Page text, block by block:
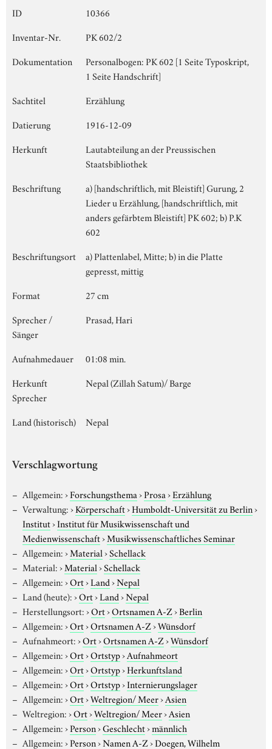
ID
10366
Inventar-Nr.
PK 602/2
Dokumentation
Personalbogen: PK 602 [1 Seite Typoskript,
1 Seite Handschrift]
Sachtitel
Erzählung
Datierung
1916-12-09
Herkunft
Lautabteilung an der Preussischen
Staatsbibliothek
Beschriftung
a) [handschriftlich, mit Bleistift] Gurung, 2
Lieder u Erzählung, [handschriftlich, mit
anders gefärbtem Bleistift] PK 602; b) P.K
602
Beschriftungsort
a) Plattenlabel, Mitte; b) in die Platte
gepresst, mittig
Format
27 cm
Sprecher /
Sänger
Prasad, Hari
Aufnahmedauer
01:08 min.
Herkunft
Sprecher
Nepal (Zillah Satum)/ Barge
Land (historisch) Nepal
Verschlagwortung
Allgemein:›Forschungsthema›Prosa›Erzählung
Verwaltung:›Körperschaft›Humboldt-Universität zu Berlin›
Institut›Institut für Musikwissenschaft und
Medienwissenschaft›Musikwissenschaftliches Seminar
Allgemein:›Material›Schellack
Material:›Material›Schellack
Allgemein:›Ort›Land›Nepal
Land (heute):›Ort›Land›Nepal
Herstellungsort:›Ort›Ortsnamen A-Z›Berlin
Allgemein:›Ort›Ortsnamen A-Z›Wünsdorf
Aufnahmeort:›Ort›Ortsnamen A-Z›Wünsdorf
Allgemein:›Ort›Ortstyp›Aufnahmeort
Allgemein:›Ort›Ortstyp›Herkunftsland
Allgemein:›Ort›Ortstyp›Internierungslager
Allgemein:›Ort›Weltregion/ Meer›Asien
Weltregion:›Ort›Weltregion/ Meer›Asien
Allgemein:›Person›Geschlecht›männlich
Allgemein:›Person›Namen A-Z›Doegen, Wilhelm